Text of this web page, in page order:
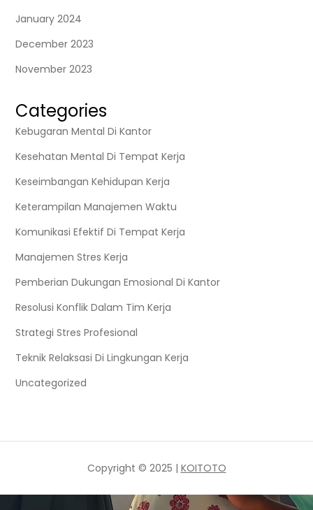
January 2024
December 2023
November 2023
Categories
Kebugaran Mental Di Kantor
Kesehatan Mental Di Tempat Kerja
Keseimbangan Kehidupan Kerja
Keterampilan Manajemen Waktu
Komunikasi Efektif Di Tempat Kerja
Manajemen Stres Kerja
Pemberian Dukungan Emosional Di Kantor
Resolusi Konflik Dalam Tim Kerja
Strategi Stres Profesional
Teknik Relaksasi Di Lingkungan Kerja
Uncategorized
Copyright © 2025 | KOITOTO